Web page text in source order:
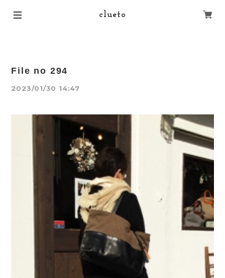
clueto
File no 294
2023/01/30 14:47